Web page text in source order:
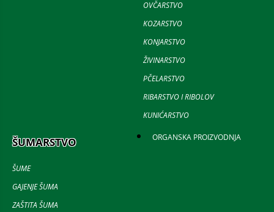
OVČARSTVO
KOZARSTVO
KONJARSTVO
ŽIVINARSTVO
PČELARSTVO
RIBARSTVO I RIBOLOV
KUNIĆARSTVO
ŠUMARSTVO
ŠUME
GAJENJE ŠUMA
ZAŠTITA ŠUMA
ORGANSKA PROIZVODNJA